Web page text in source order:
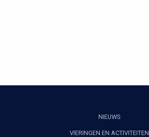
NIEUWS
VIERINGEN EN ACTIVITEITEN